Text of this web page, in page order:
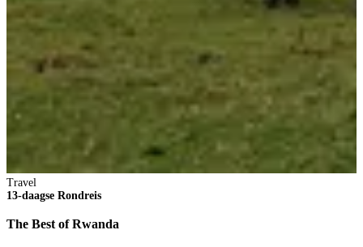
Travel
13-daagse Rondreis
The Best of Rwanda